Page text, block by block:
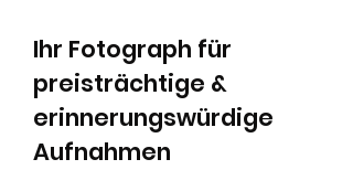
Ihr Fotograph für
preisträchtige &
erinnerungswürdige
Aufnahmen